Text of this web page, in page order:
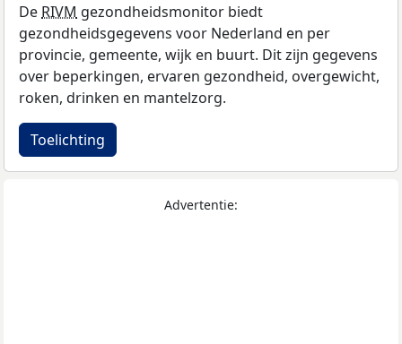
De RIVM gezondheidsmonitor biedt
gezondheidsgegevens voor Nederland en per
provincie, gemeente, wijk en buurt. Dit zijn gegevens
over beperkingen, ervaren gezondheid, overgewicht,
roken, drinken en mantelzorg.
Toelichting
Advertentie: